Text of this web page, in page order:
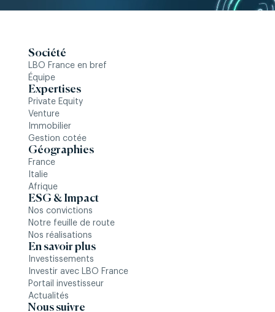
Société
LBO France en bref
Équipe
Expertises
Private Equity
Venture
Immobilier
Gestion cotée
Géographies
France
Italie
Afrique
ESG & Impact
Nos convictions
Notre feuille de route
Nos réalisations
En savoir plus
Investissements
Investir avec LBO France
Portail investisseur
Actualités
Nous suivre